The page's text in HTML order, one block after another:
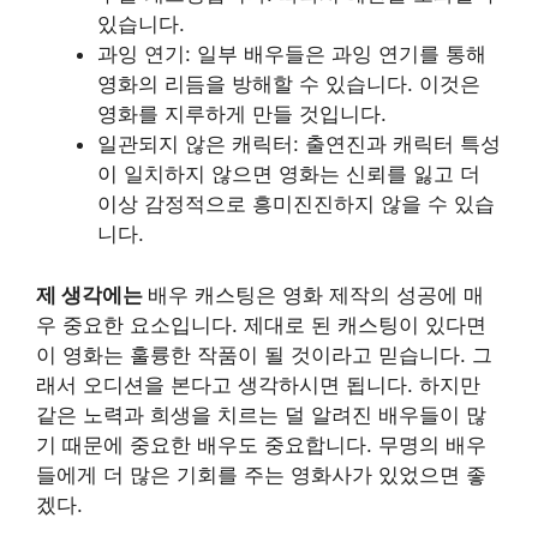
있습니다.
과잉 연기: 일부 배우들은 과잉 연기를 통해
영화의 리듬을 방해할 수 있습니다. 이것은
영화를 지루하게 만들 것입니다.
일관되지 않은 캐릭터: 출연진과 캐릭터 특성
이 일치하지 않으면 영화는 신뢰를 잃고 더
이상 감정적으로 흥미진진하지 않을 수 있습
니다.
제 생각에는 배우 캐스팅은 영화 제작의 성공에 매
우 중요한 요소입니다. 제대로 된 캐스팅이 있다면
이 영화는 훌륭한 작품이 될 것이라고 믿습니다. 그
래서 오디션을 본다고 생각하시면 됩니다. 하지만
같은 노력과 희생을 치르는 덜 알려진 배우들이 많
기 때문에 중요한 배우도 중요합니다. 무명의 배우
들에게 더 많은 기회를 주는 영화사가 있었으면 좋
겠다.